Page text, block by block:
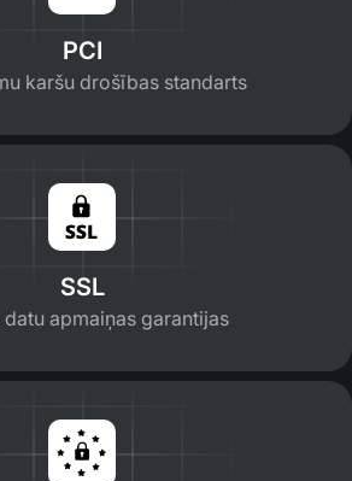
PCI
karšu drošības standarts
SSL
datu apmaiņas garantijas